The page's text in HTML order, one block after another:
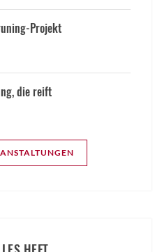
Projekt
die reift